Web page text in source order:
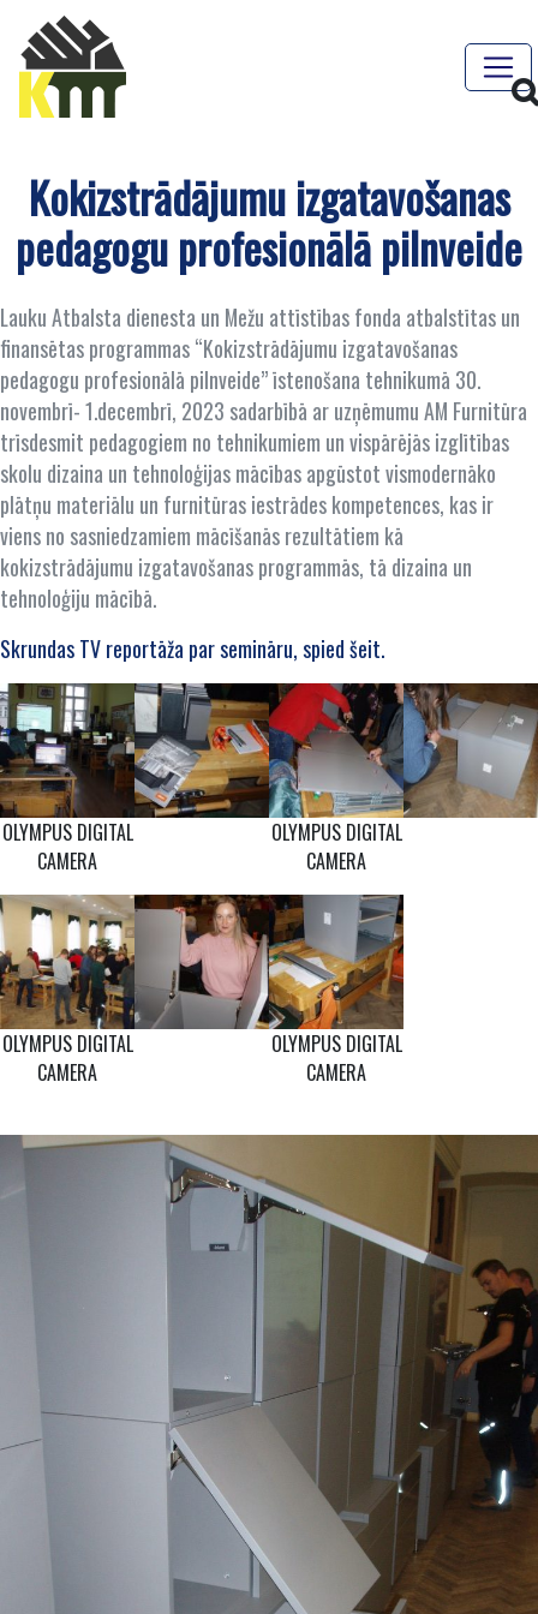
Kokizstrādājumu izgatavošanas
pedagogu profesionālā pilnveide
Lauku Atbalsta dienesta un Mežu attīstības fonda atbalstītas un
finansētas programmas “Kokizstrādājumu izgatavošanas
pedagogu profesionālā pilnveide” īstenošana tehnikumā 30.
novembrī- 1.decembrī, 2023 sadarbībā ar uzņēmumu AM Furnitūra
trīsdesmit pedagogiem no tehnikumiem un vispārējās izglītības
skolu dizaina un tehnoloģijas mācības apgūstot vismodernāko
plātņu materiālu un furnitūras iestrādes kompetences, kas ir
viens no sasniedzamiem mācīšanās rezultātiem kā
kokizstrādājumu izgatavošanas programmās, tā dizaina un
tehnoloģiju mācībā.
Skrundas TV reportāža par semināru, spied šeit.
OLYMPUS DIGITAL
CAMERA
OLYMPUS DIGITAL
CAMERA
OLYMPUS DIGITAL
CAMERA
OLYMPUS DIGITAL
CAMERA